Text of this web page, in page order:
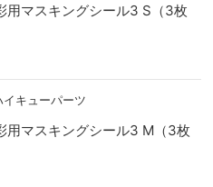
用マスキングシール3 S（3枚
イキューパーツ
用マスキングシール3 M（3枚